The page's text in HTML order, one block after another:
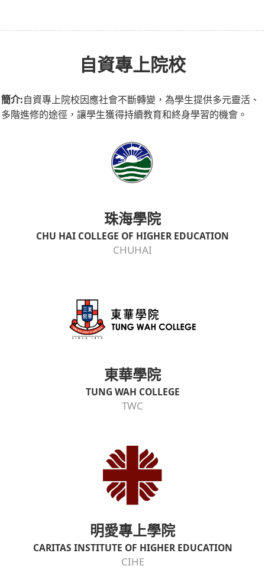
自資專上院校
簡介:自資專上院校因應社會不斷轉變，為學生提供多元靈活、
多階進修的途徑，讓學生獲得持續教育和終身學習的機會。
珠海學院
CHU HAI COLLEGE OF HIGHER EDUCATION
CHUHAI
東華學院
TUNG WAH COLLEGE
TWC
明愛專上學院
CARITAS INSTITUTE OF HIGHER EDUCATION
CIHE